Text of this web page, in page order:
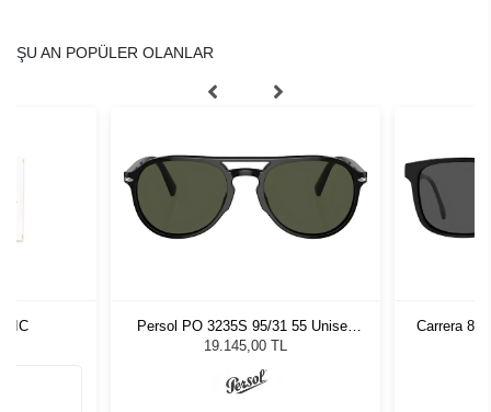
ŞU AN POPÜLER OLANLAR
Persol PO 3235S 95/31 55 Unisex
Güneş Gözlüğü
19.145,00 TL
Carrera